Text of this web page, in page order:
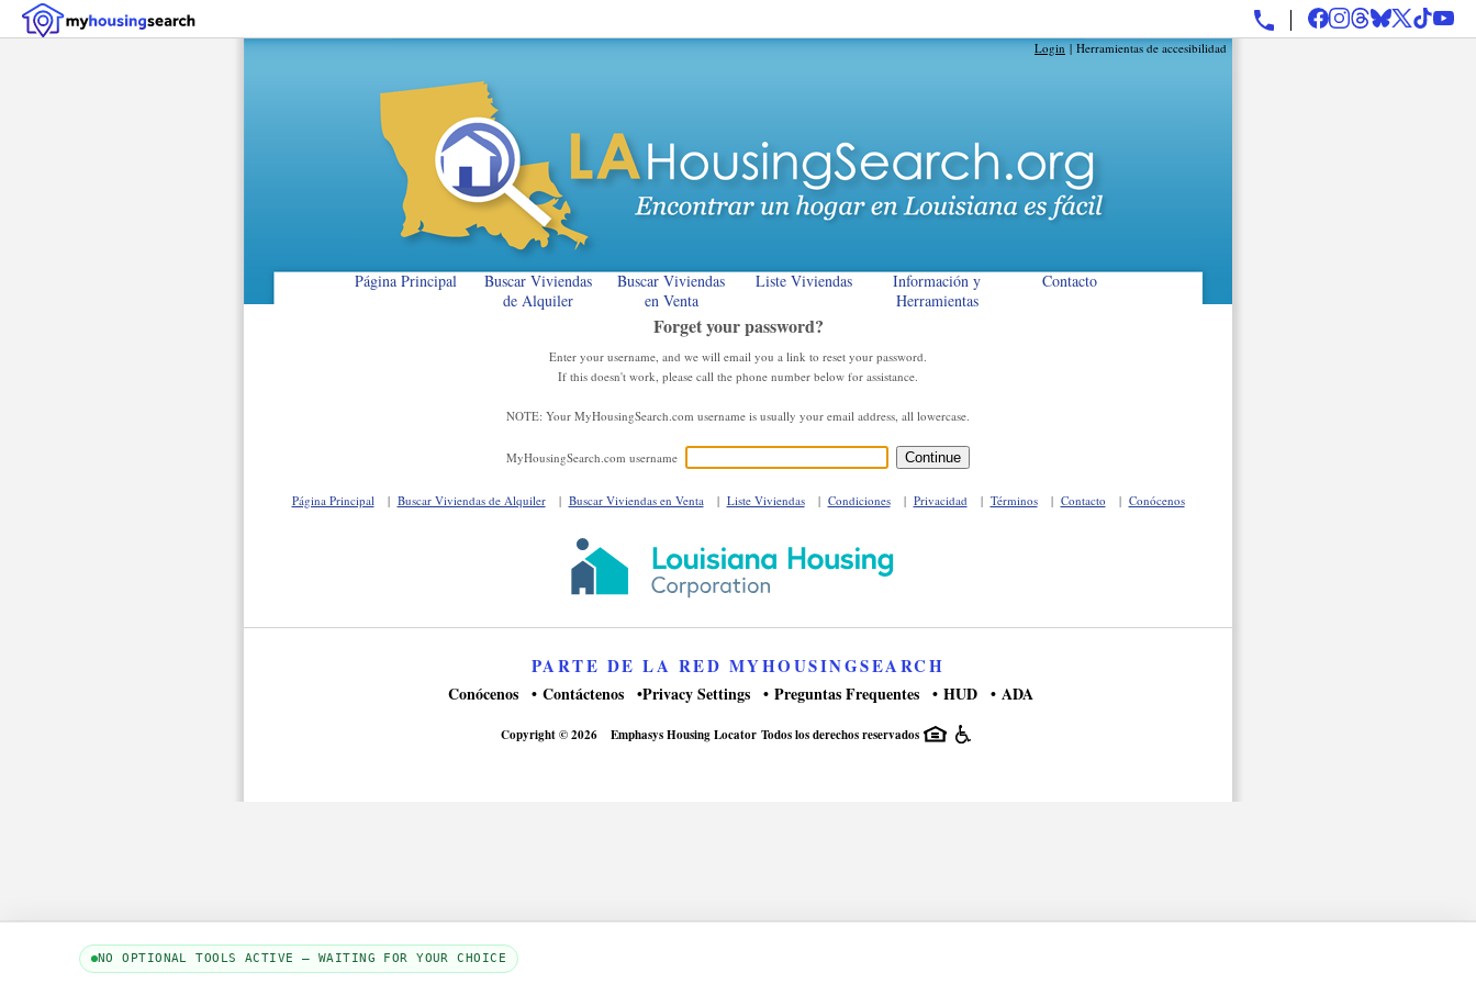
Login|Herramientas de accesibilidad
Página Principal
Buscar Viviendas
de Alquiler
Buscar Viviendas
en Venta
Liste Viviendas
Información y
Herramientas
Contacto
Forget your password?
Enter your username, and we will email you a link to reset your password.
If this doesn't work, please call the phone number below for assistance.
NOTE: Your MyHousingSearch.com username is usually your email address, all lowercase.
MyHousingSearch.com username
Página Principal | Buscar Viviendas de Alquiler | Buscar Viviendas en Venta | Liste Viviendas | Condiciones | Privacidad | Términos | Contacto | Conócenos
PARTE DE LA RED MYHOUSINGSEARCH
Conócenos Contáctenos Privacy Settings Preguntas Frequentes HUD ADA
Copyright © 2026 Emphasys Housing LocatorTodos los derechos reservados
NO OPTIONAL TOOLS ACTIVE — WAITING FOR YOUR CHOICE